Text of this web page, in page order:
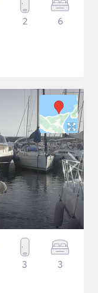
2 6
3 3